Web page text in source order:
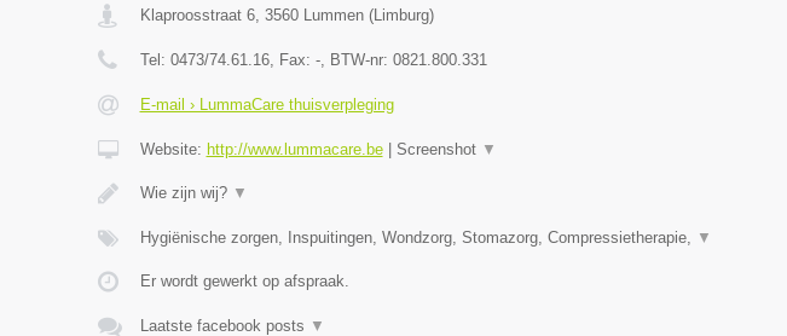
Klaproosstraat 6, 3560 Lummen(Limburg)
Tel: 0473/74.61.16, Fax: -, BTW-nr: 0821.800.331
E-mail › LummaCare thuisverpleging
Website: http://www.lummacare.be| Screenshot ▼
Wie zijn wij? ▼
Hygiënische zorgen, Inspuitingen, Wondzorg, Stomazorg, Compressietherapie, ▼
Er wordt gewerkt op afspraak.
Laatste facebook posts ▼